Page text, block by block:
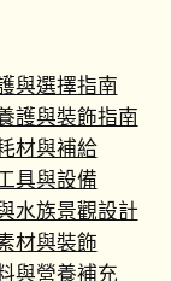
與選擇指南
護與裝飾指南
材與補給
具與設備
水族景觀設計
材與裝飾
與營養補充